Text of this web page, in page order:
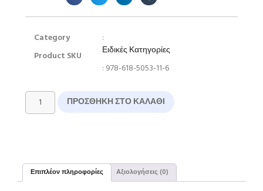
Category
Product SKU
:
Ειδικές Κατηγορίες
: 978-618-5053-11-6
ΠΡΟΣΘΉΚΗ ΣΤΟ ΚΑΛΆΘΙ
Επιπλέον πληροφορίες Αξιολογήσεις (0)